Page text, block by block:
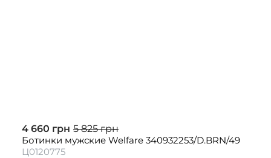
4 660 грн 5 825 грн
Ботинки мужские Welfare 340932253/D.BRN/49
Ц0120775